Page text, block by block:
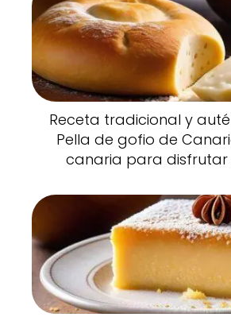
Receta tradicional y
Pella de gofio de
canaria para disfrutar